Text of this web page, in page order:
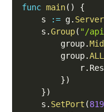
func main( )
{
    s
:= g. Server
    s
.Group( "/
        group
.
        group
.ALL
            r
.
})
})
    s
. SetPort (